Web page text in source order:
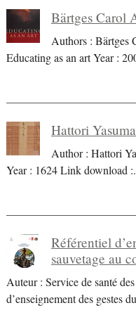
Bärtges Carol
Authors : Bärtges
Educating as an art Year :
Hattori
Author : Hattori
Year : 1624 Link download :
Référentiel
sauvetage au
Auteur : Service de santé
d’enseignement des gestes